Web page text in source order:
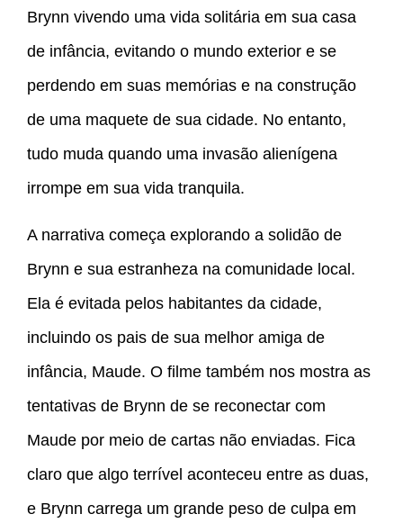
Brynn vivendo uma vida solitária em sua casa
de infância, evitando o mundo exterior e se
perdendo em suas memórias e na construção
de uma maquete de sua cidade. No entanto,
tudo muda quando uma invasão alienígena
irrompe em sua vida tranquila.
A narrativa começa explorando a solidão de
Brynn e sua estranheza na comunidade local.
Ela é evitada pelos habitantes da cidade,
incluindo os pais de sua melhor amiga de
infância, Maude. O filme também nos mostra as
tentativas de Brynn de se reconectar com
Maude por meio de cartas não enviadas. Fica
claro que algo terrível aconteceu entre as duas,
e Brynn carrega um grande peso de culpa em